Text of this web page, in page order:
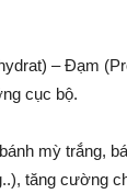
– Đạm
cục bộ.
mỳ trắng,
tăng cường